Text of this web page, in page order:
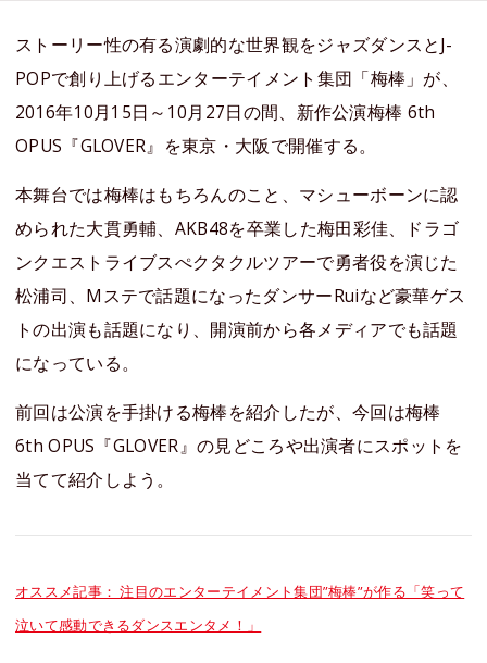
ストーリー性の有る演劇的な世界観をジャズダンスとJ-
POPで創り上げるエンターテイメント集団「梅棒」が、
2016年10月15日～10月27日の間、新作公演梅棒 6th
OPUS『GLOVER』を東京・大阪で開催する。
本舞台では梅棒はもちろんのこと、マシューボーンに認
められた大貫勇輔、AKB48を卒業した梅田彩佳、ドラゴ
ンクエストライブスぺクタクルツアーで勇者役を演じた
松浦司、Mステで話題になったダンサーRuiなど豪華ゲス
トの出演も話題になり、開演前から各メディアでも話題
になっている。
前回は公演を手掛ける梅棒を紹介したが、今回は梅棒
6th OPUS『GLOVER』の見どころや出演者にスポットを
当てて紹介しよう。
オススメ記事： 注目のエンターテイメント集団”梅棒”が作る「笑って
泣いて感動できるダンスエンタメ！」